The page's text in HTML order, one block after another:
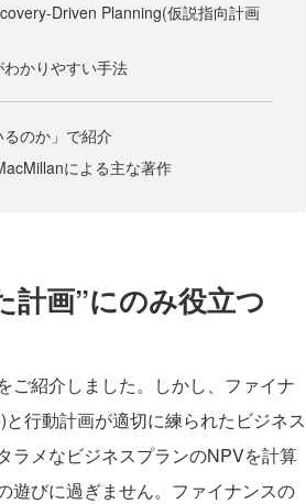
Driven Planning(仮説指向計画
かりやすい手法
るのか」で紹介
による主な著作
計画”にのみ役立つ
紹介しました。しかし、ファイナ
行動計画が適切に練られたビジネス
ラメなビジネスプランのNPVを計算
遊びに過ぎません。ファイナンスの